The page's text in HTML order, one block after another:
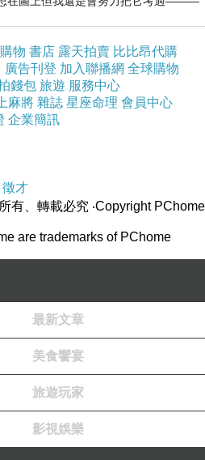
面的車子 還有庭院裡的
沙發 好舒服！
物 書店 露天拍賣 比比昂代購
廣告刊登 加入聯播網 全球購物
錢包 旅遊 服務中心
麻將 雜誌 星座命理 會員中心
企業簡訊
徵才
有、轉載必究 ‧Copyright PChome
are trademarks of PChome
最新文章
美食饗宴
旅遊玩家
影視娛樂